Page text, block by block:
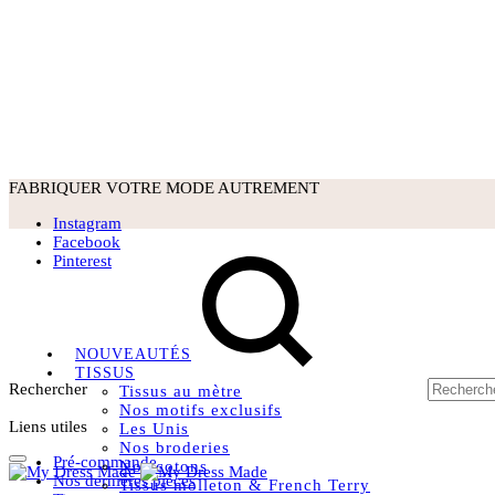
FABRIQUER VOTRE MODE AUTREMENT
Instagram
Facebook
Pinterest
Rechercher
Liens utiles
Pré-commande
Nos dernières pièces
NOUVEAUTÉS
TISSUS
Tissus au mètre
Nos motifs exclusifs
Les Unis
Nos broderies
Nos cotons
Tissus molleton & French Terry